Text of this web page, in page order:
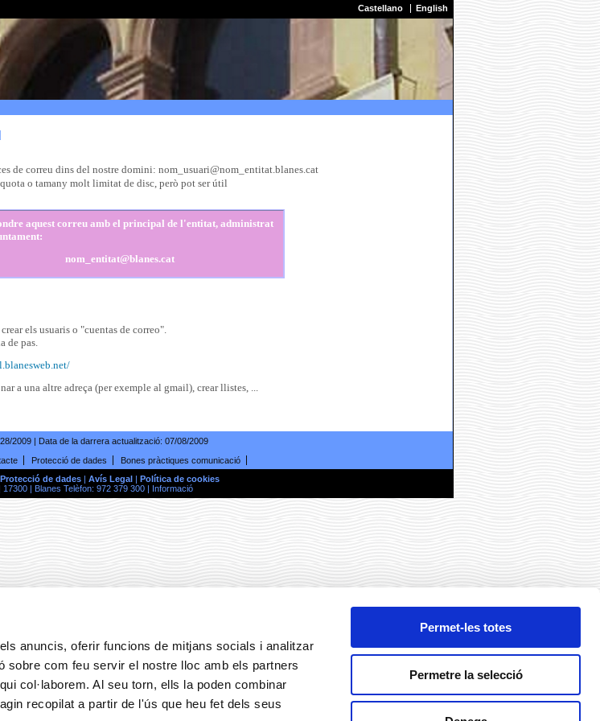
anuncis, oferir funcions de mitjans socials i analitzar
sobre com feu servir el nostre lloc amb els partners
col·laborem. Al seu torn, ells la poden combinar
recopilat a partir de l'ús que heu fet dels seus
Permet-les totes
Permetre la selecció
Castellano English
de correu dins del nostre domini: nom_usuari@nom_entitat.blanes.cat
o tamany molt limitat de disc, però pot ser útil
aquest correu amb el principal de l'entitat, administrat
:
nom_entitat@blanes.cat
els usuaris o "cuentas de correo".
de pas.
a una altre adreça (per exemple al gmail), crear llistes, ...
2009 | Data de la darrera actualització: 07/08/2009
Protecció de dades
Bones pràctiques comunicació
Protecció de dades| Avís Legal| Política de cookies
| Blanes Telèfon: 972 379 300 | Informació